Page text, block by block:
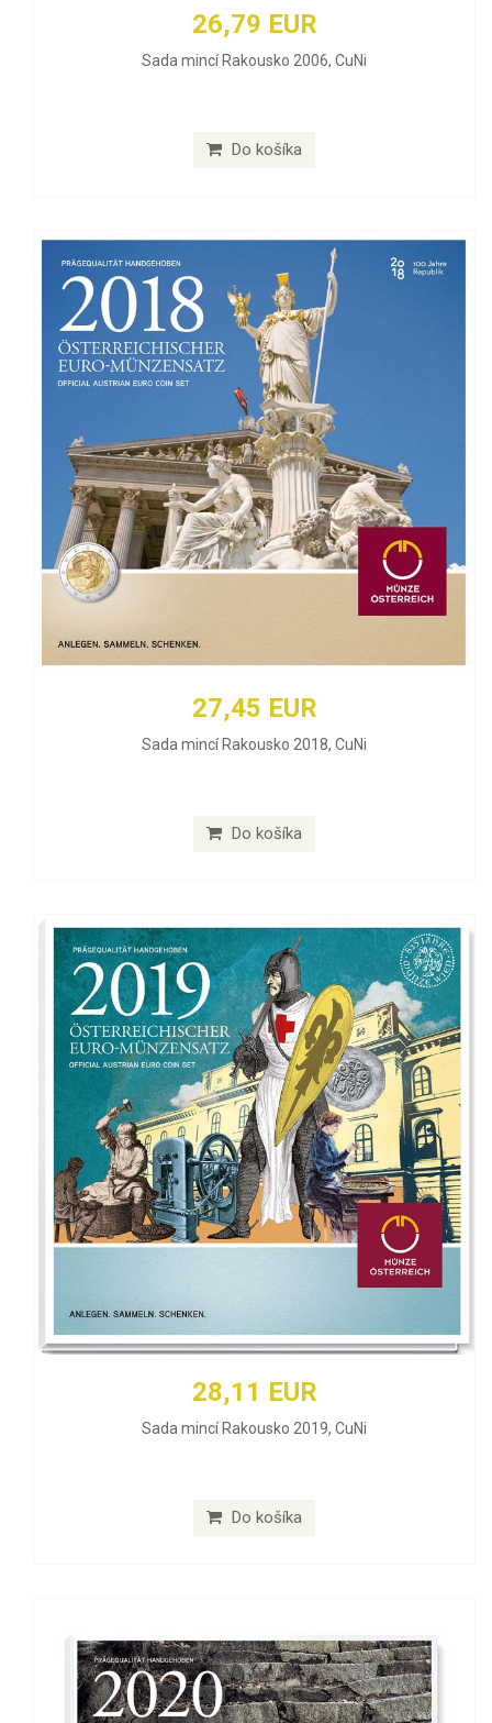
26,79 EUR
Sada mincí Rakousko 2006, CuNi
Do košíka
27,45 EUR
Sada mincí Rakousko 2018, CuNi
Do košíka
28,11 EUR
Sada mincí Rakousko 2019, CuNi
Do košíka